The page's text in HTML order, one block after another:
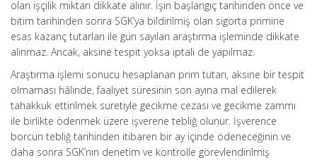
olan işçilik miktarı dikkate alınır. İşin başlangıç tarihinden önce ve
bitim tarihinden sonra SGK’ya bildirilmiş olan sigorta primine
esas kazanç tutarları ile gün sayıları araştırma işleminde dikkate
alınmaz. Ancak, aksine tespit yoksa iptali de yapılmaz.
Araştırma işlemi sonucu hesaplanan prim tutarı, aksine bir tespit
olmaması hâlinde, faaliyet süresinin son ayına mal edilerek
tahakkuk ettirilmek suretiyle gecikme cezası ve gecikme zammı
ile birlikte ödenmek üzere işverene tebliğ olunur. İşverence
borcun tebliğ tarihinden itibaren bir ay içinde ödeneceğinin ve
daha sonra SGK’nın denetim ve kontrolle görevlendirilmiş